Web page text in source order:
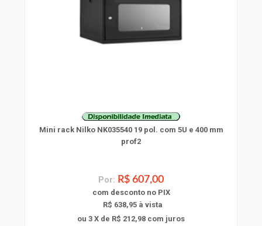
Mini rack Nilko NK035540 19 pol. com 5U e 400 mm
prof2
Por: R$ 607,00
com desconto no PIX
R$ 638,95 à vista
ou 3 X de R$ 212,98 com juros